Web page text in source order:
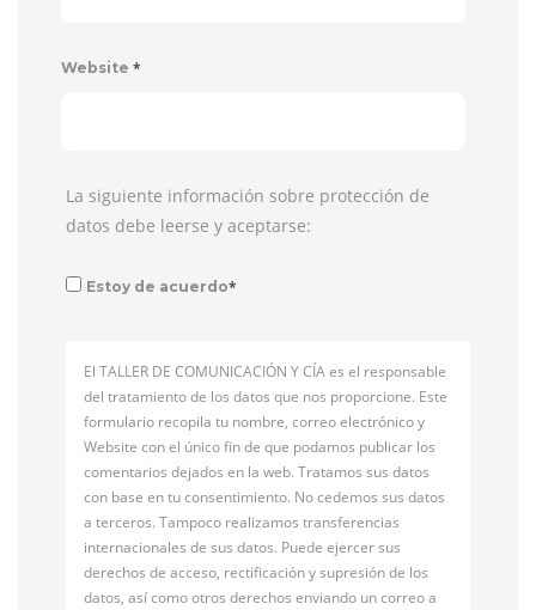
Website *
La siguiente información sobre protección de
datos debe leerse y aceptarse:
Estoy de acuerdo*
El TALLER DE COMUNICACIÓN Y CÍA es el responsable
del tratamiento de los datos que nos proporcione. Este
formulario recopila tu nombre, correo electrónico y
Website con el único fin de que podamos publicar los
comentarios dejados en la web. Tratamos sus datos
con base en tu consentimiento. No cedemos sus datos
a terceros. Tampoco realizamos transferencias
internacionales de sus datos. Puede ejercer sus
derechos de acceso, rectificación y supresión de los
datos, así como otros derechos enviando un correo a